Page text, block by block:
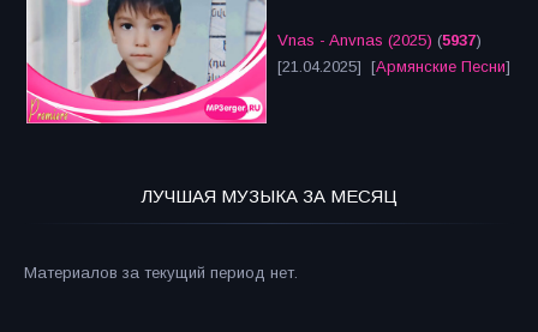
Vnas - Anvnas (2025) (5937)
[21.04.2025] [Армянские Песни]
ЛУЧШАЯ МУЗЫКА ЗА МЕСЯЦ
Материалов за текущий период нет.